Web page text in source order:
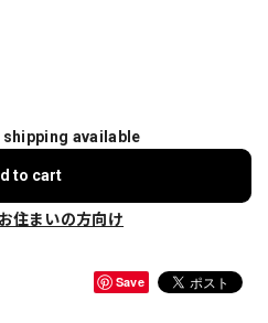
shipping available
to cart
住まいの方向け
Save